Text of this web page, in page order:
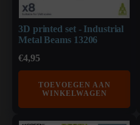
3D printed set - Industrial
Metal Beams 13206
€4,95
TOEVOEGEN AAN
WINKELWAGEN